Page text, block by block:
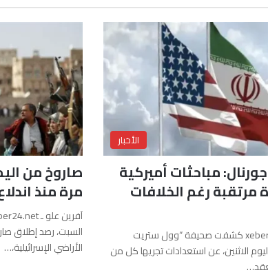
الأخبار
مباحثات أميركية
مرتقبة رغم الخلافات
آفرين علو ـ xeber24.net كشفت صحيفة “وول ستريت
الاثنين، عن استعدادات تجريها كل من
صاروخ من
مرة منذ
السبت، رصد إطلاق
الأراضي الإسرائيلية،…